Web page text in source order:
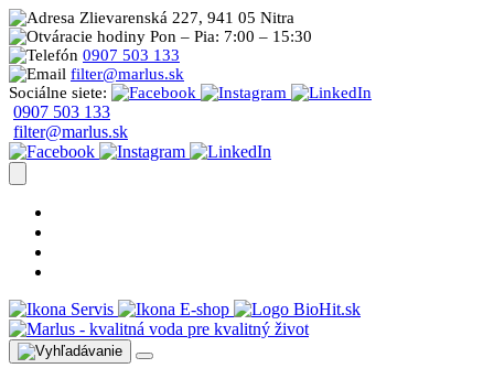
Zlievarenská 227, 941 05 Nitra
Pon – Pia: 7:00 – 15:30
0907 503 133
filter@marlus.sk
Sociálne siete:
0907 503 133
filter@marlus.sk
Servis E-shop